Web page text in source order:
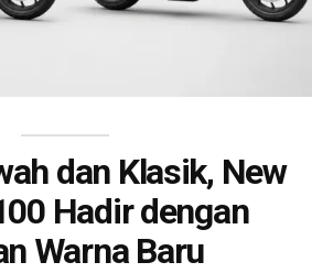
dan Klasik, New
Hadir dengan
Warna Baru